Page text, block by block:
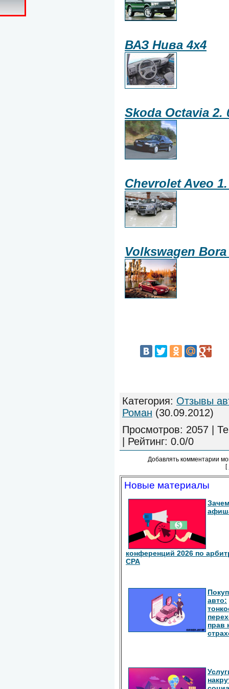
ВАЗ Нива 4х4
Skoda Octavia 2.
Chevrolet Aveo
Volkswagen Bora
Категория: Отзывы
Роман (30.09.2012)
Просмотров: 2057 |
| Рейтинг: 0.0/0
Добавлять комментарии
[
Новые материалы
конференций 2026 по
СРА
авто:
прав